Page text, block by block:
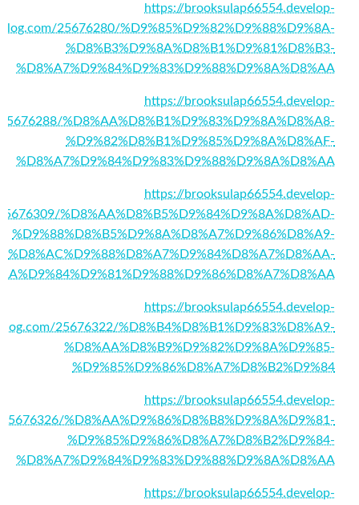
https://brooksulap66554.develop-
blog.com/25676280/%D9%85%D9%82%D9%88%D9%8A-
%D8%B3%D9%8A%D8%B1%D9%81%D8%B3-
%D8%A7%D9%84%D9%83%D9%88%D9%8A%D8%AA
https://brooksulap66554.develop-
%D8%AA%D8%B1%D9%83%D9%8A%D8%A8-
%D9%82%D8%B1%D9%85%D9%8A%D8%AF-
%D8%A7%D9%84%D9%83%D9%88%D9%8A%D8%AA
https://brooksulap66554.develop-
%D8%AA%D8%B5%D9%84%D9%8A%D8%AD-
%D9%88%D8%B5%D9%8A%D8%A7%D9%86%D8%A9-
%D8%AC%D9%88%D8%A7%D9%84%D8%A7%D8%AA-
https://brooksulap66554.develop-
25676322/%D8%B4%D8%B1%D9%83%D8%A9-
%D8%AA%D8%B9%D9%82%D9%8A%D9%85-
%D9%85%D9%86%D8%A7%D8%B2%D9%84
https://brooksulap66554.develop-
%D8%AA%D9%86%D8%B8%D9%8A%D9%81-
%D9%85%D9%86%D8%A7%D8%B2%D9%84-
%D8%A7%D9%84%D9%83%D9%88%D9%8A%D8%AA
https://brooksulap66554.develop-